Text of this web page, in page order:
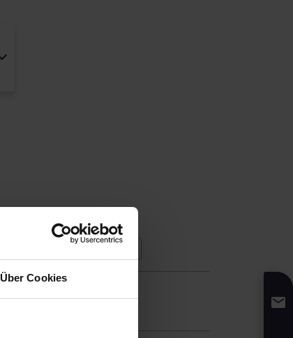
Über Cookies
KONTAKTIEREN SIE UNS